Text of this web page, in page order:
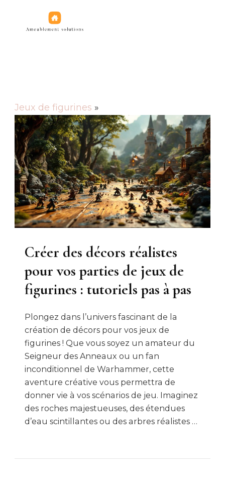
Jeux de figurines
Jeux de figurines »
Créer des décors réalistes
pour vos parties de jeux de
figurines : tutoriels pas à pas
Plongez dans l’univers fascinant de la
création de décors pour vos jeux de
figurines ! Que vous soyez un amateur du
Seigneur des Anneaux ou un fan
inconditionnel de Warhammer, cette
aventure créative vous permettra de
donner vie à vos scénarios de jeu. Imaginez
des roches majestueuses, des étendues
d’eau scintillantes ou des arbres réalistes …